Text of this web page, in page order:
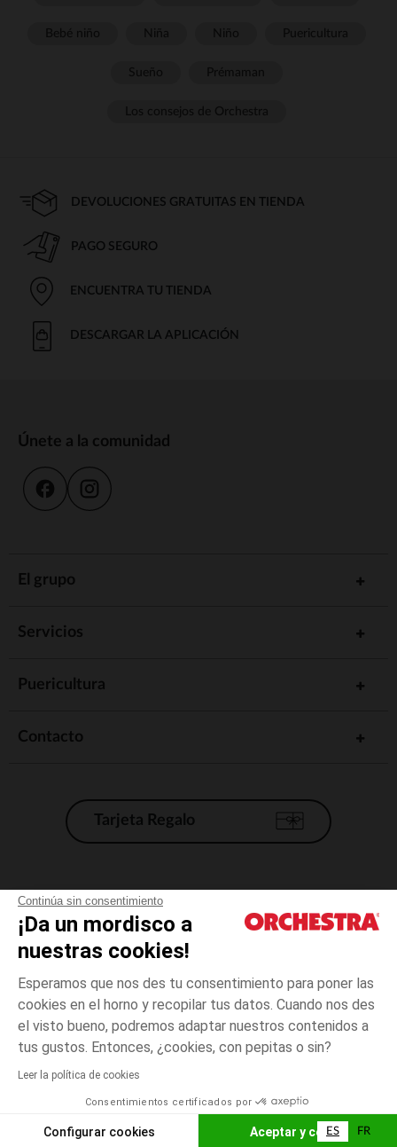
Continúa sin consentimiento
¡Da un mordisco a
nuestras cookies!
Esperamos que nos des tu consentimiento para poner las
cookies en el horno y recopilar tus datos. Cuando nos des
el visto bueno, podremos adaptar nuestros contenidos a
tus gustos. Entonces, ¿cookies, con pepitas o sin?
Leer la política de cookies
Consentimientos certificados por
Configurar cookies Aceptar y cerrar
Crudo
6
meses
El pago medidante
AÑADIR A LA CESTA
DEVOLUCIONES GRATUITAS EN TIENDA
PAGO SEGURO
ENCUENTRA TU TIENDA
DESCARGAR LA APLICACIÓN
Únete a la comunidad
El grupo
Servicios
Puericultura
Contacto
Tarjeta Regalo
Condiciones generales de venta
Aviso Legal
*Condiciones de las ofertas actuales
Gestión de las cookies
Accesibilidad: no conforme
Orchestra adhiere al código de ética de la Federación Francesa de comercio
electrónico y venta a distancia (FEVAD) y al sistema de mediación de
ES FR